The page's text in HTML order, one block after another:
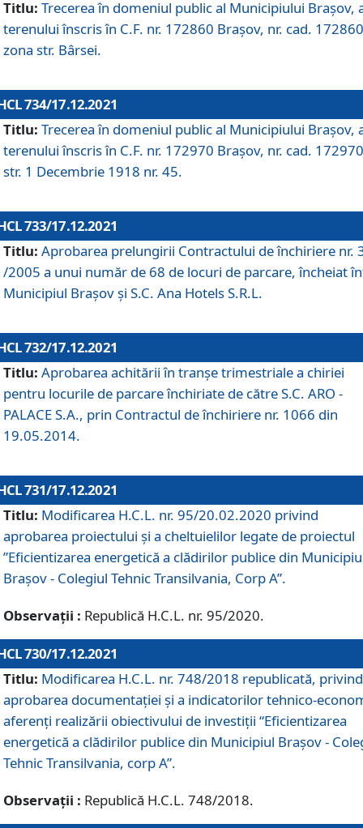
Titlu: Trecerea în domeniul public al Municipiului Braşov,
terenului înscris în C.F. nr. 172860 Brașov, nr. cad.
zona str. Bârsei.
734/17.12.2021
Titlu: Trecerea în domeniul public al Municipiului Braşov,
terenului înscris în C.F. nr. 172970 Brașov, nr. cad.
str. 1 Decembrie 1918 nr. 45.
733/17.12.2021
Titlu: Aprobarea prelungirii Contractului de închiriere nr.
/2005 a unui număr de 68 de locuri de parcare, încheiat
Municipiul Braşov şi S.C. Ana Hotels S.R.L.
732/17.12.2021
Titlu: Aprobarea achitării în tranșe trimestriale a chiriei
pentru locurile de parcare închiriate de către S.C. ARO -
PALACE S.A., prin Contractul de închiriere nr. 1066 din
19.05.2014.
731/17.12.2021
Titlu: Modificarea H.C.L. nr. 95/20.02.2020 privind
aprobarea proiectului și a cheltuielilor legate de proiectul
”Eficientizarea energetică a clădirilor publice din
Brașov - Colegiul Tehnic Transilvania, Corp A”.
Observații : Republică H.C.L. nr. 95/2020.
730/17.12.2021
Titlu: Modificarea H.C.L. nr. 748/2018 republicată, privind
aprobarea documentației și a indicatorilor tehnico-
aferenți realizării obiectivului de investiții “Eficientizarea
energetică a clădirilor publice din Municipiul Brașov -
Tehnic Transilvania, corp A”.
Observații : Republică H.C.L. 748/2018.